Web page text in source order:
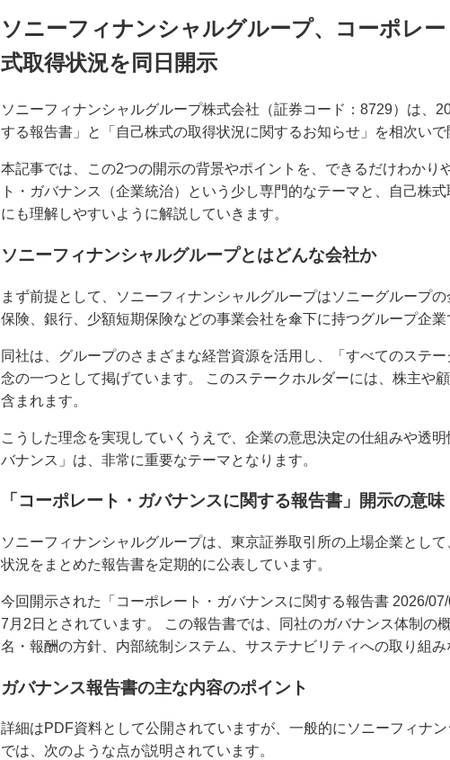
ソニーフィナンシャルグループ、コーポレ
式取得状況を同日開示
ソニーフィナンシャルグループ株式会社（証券コード：8729）は、
する報告書」と「自己株式の取得状況に関するお知らせ」を相次いで
本記事では、この2つの開示の背景やポイントを、できるだけわかり
ト・ガバナンス（企業統治）という少し専門的なテーマと、自己株
にも理解しやすいように解説していきます。
ソニーフィナンシャルグループとはどんな会社か
まず前提として、ソニーフィナンシャルグループはソニーグループ
保険、銀行、少額短期保険などの事業会社を傘下に持つグループ企業
同社は、グループのさまざまな経営資源を活用し、「すべてのステ
念の一つとして掲げています。 このステークホルダーには、株主や
含まれます。
こうした理念を実現していくうえで、企業の意思決定の仕組みや透
バナンス」は、非常に重要なテーマとなります。
「コーポレート・ガバナンスに関する報告書」開示の意味
ソニーフィナンシャルグループは、東京証券取引所の上場企業とし
状況をまとめた報告書を定期的に公表しています。
今回開示された「コーポレート・ガバナンスに関する報告書 2026/
7月2日とされています。 この報告書では、同社のガバナンス体制の
名・報酬の方針、内部統制システム、サステナビリティへの取り組み
ガバナンス報告書の主な内容のポイント
詳細はPDF資料として公開されていますが、一般的にソニーフィナ
では、次のような点が説明されています。